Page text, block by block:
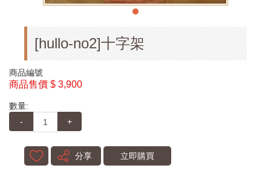
[hullo-no2]十字架
商品編號
商品售價 $ 3,900
數量:
-
+
分享 立即購買